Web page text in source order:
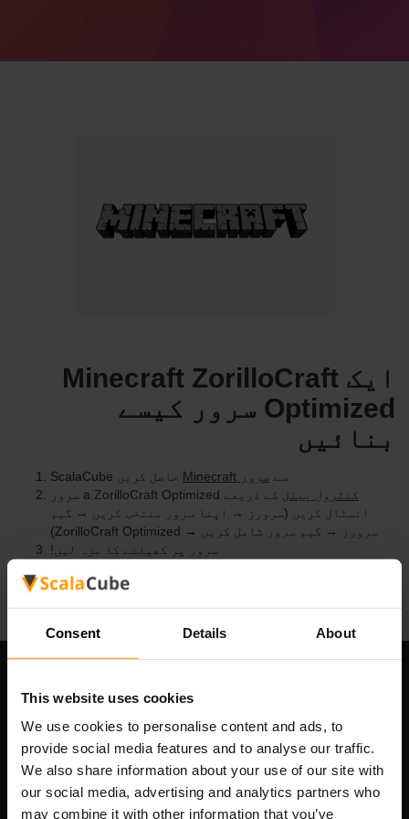
Consent Details About
This website uses cookies
We use cookies to personalise content and ads, to
provide social media features and to analyse our traffic.
We also share information about your use of our site with
our social media, advertising and analytics partners who
may combine it with other information that you’ve
ایک Minecraft ZorilloCraft
Optimized سرور کیسے
بنائیں
ScalaCube سے Minecraft سرور
حاصل کریں
کنٹرول پینل
کے ذریعے a ZorilloCraft Optimized سرور
انسٹال کریں (سرورز → اپنا سرور منتخب کریں → گیم
سرورز → گیم سرور شامل کریں → ZorilloCraft Optimized)
سرور پر کھیلنے کا مزہ لیں!
Scalable Hosting Solutions OÜ
رجسٹریشن کوڈ: 14652605
VAT نمبر: EE102133820